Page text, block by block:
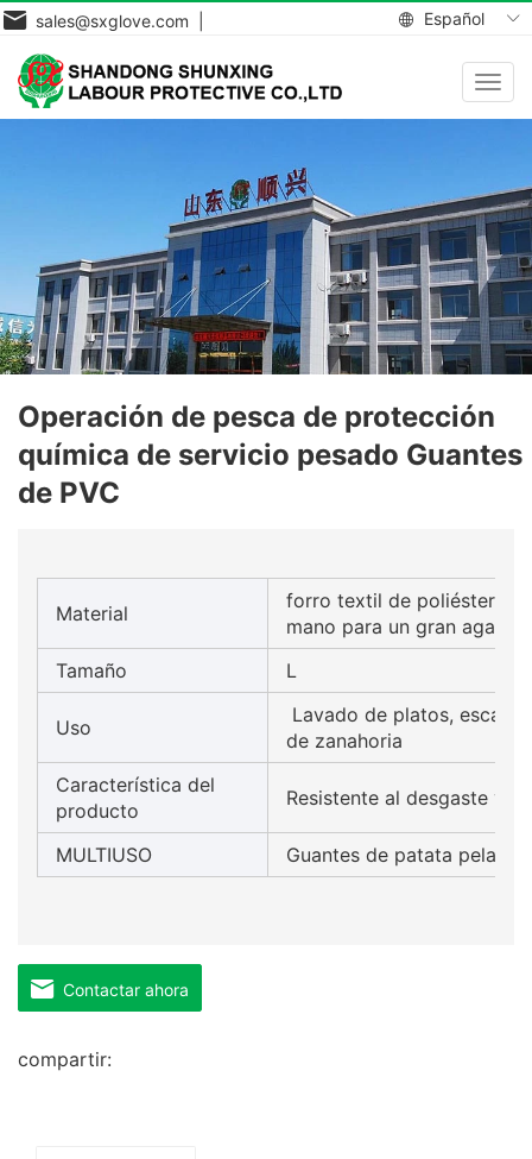
Español
sales@sxglove.com |
Operación de pesca de protección
química de servicio pesado Guantes
de PVC
Material
forro textil de poliéster.
mano para un gran agarre
Tamaño
L
Uso
Lavado de platos,
de zanahoria
Característica del
producto
Resistente al desgaste y
MULTIUSO Guantes de patata pelada
Contactar ahora
compartir: